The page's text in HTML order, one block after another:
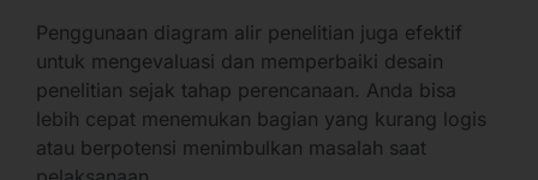
Penggunaan diagram alir penelitian juga efektif
untuk mengevaluasi dan memperbaiki desain
penelitian sejak tahap perencanaan. Anda bisa
lebih cepat menemukan bagian yang kurang logis
atau berpotensi menimbulkan masalah saat